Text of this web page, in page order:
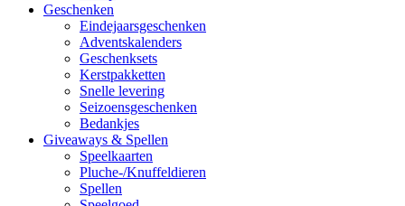
Geschenken
Eindejaarsgeschenken
Adventskalenders
Geschenksets
Kerstpakketten
Snelle levering
Seizoensgeschenken
Bedankjes
Giveaways & Spellen
Speelkaarten
Pluche-/Knuffeldieren
Spellen